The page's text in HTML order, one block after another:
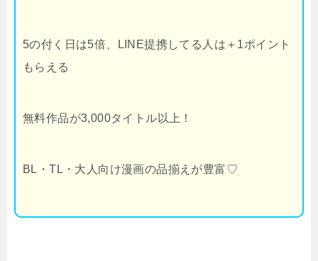
5の付く日は5倍、LINE提携してる人は＋1ポイント
もらえる
無料作品が3,000タイトル以上！
BL・TL・大人向け漫画の品揃えが豊富♡